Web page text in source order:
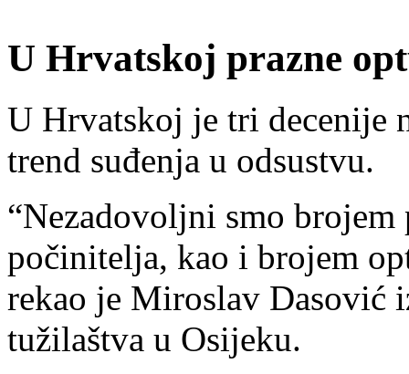
U Hrvatskoj prazne
U Hrvatskoj je tri decenije
trend suđenja u odsustvu.
“Nezadovoljni smo
počinitelja, kao i brojem
rekao je Miroslav Dasović
tužilaštva u Osijeku.